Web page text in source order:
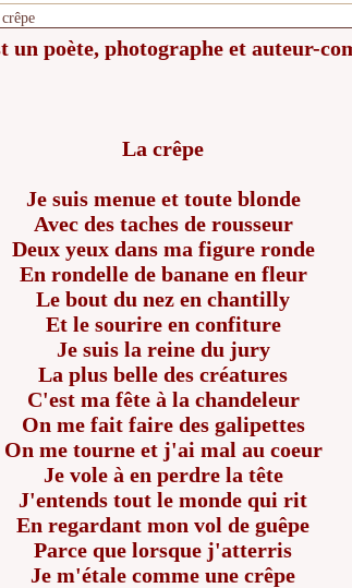
un poète, photographe et auteur-
La crêpe
Je suis menue et toute blonde
Avec des taches de rousseur
Deux yeux dans ma figure ronde
En rondelle de banane en fleur
Le bout du nez en chantilly
Et le sourire en confiture
Je suis la reine du jury
La plus belle des créatures
C'est ma fête à la chandeleur
On me fait faire des galipettes
On me tourne et j'ai mal au coeur
Je vole à en perdre la tête
J'entends tout le monde qui rit
En regardant mon vol de guêpe
Parce que lorsque j'atterris
Je m'étale comme une crêpe